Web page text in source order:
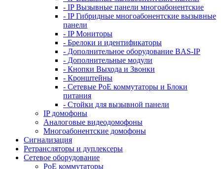
- IP Вызывные панели многоабонентские
- IP Гибридные многоабонентские вызывные
панели
- IP Мониторы
- Брелоки и идентификаторы
- Дополнительное оборудование BAS-IP
- Дополнительные модули
- Кнопки Выхода и Звонки
- Кронштейны
- Сетевые PoE коммутаторы и Блоки
питания
- Стойки для вызывной панели
IP домофоны
Аналоговые видеодомофоны
Многоабонентские домофоны
Сигнализация
Ретрансляторы и дуплексеры
Сетевое оборудование
PoE коммутаторы